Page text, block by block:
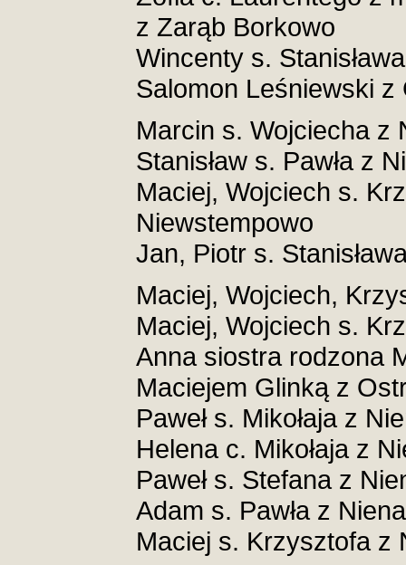
z Zarąb Borkowo
Wincenty s.
Salomon Leśniewski z
Marcin s. Wojciecha z
Stanisław s. Pawła z
Maciej, Wojciech s.
Niewstempowo
Jan, Piotr s.
Maciej, Wojciech,
Maciej, Wojciech s.
Anna siostra rodzona
Maciejem Glinką z
Paweł s. Mikołaja z
Helena c. Mikołaja z
Paweł s. Stefana z
Adam s. Pawła z
Maciej s. Krzysztofa z